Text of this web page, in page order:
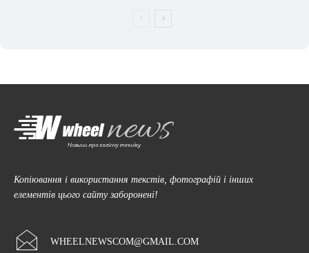
Копіювання і використання текстів, фотографій і інших
елементів цього сайту заборонені!
WHEELNEWSCOM@GMAIL.COM